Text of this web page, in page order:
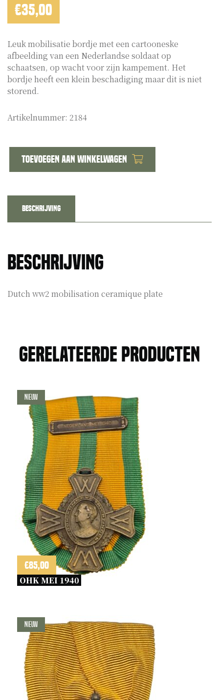
€35,00
Leuk mobilisatie bordje met een cartooneske
afbeelding van een Nederlandse soldaat op
schaatsen, op wacht voor zijn kampement. Het
bordje heeft een klein beschadiging maar dit is niet
storend.
Artikelnummer: 2184
ceramique
plate
Toevoegen aan winkelwagen
Beschrijving
Beschrijving
Dutch ww2 mobilisation ceramique plate
Gerelateerde producten
Nieuw
€85,00
OHK MEI 1940
Nieuw